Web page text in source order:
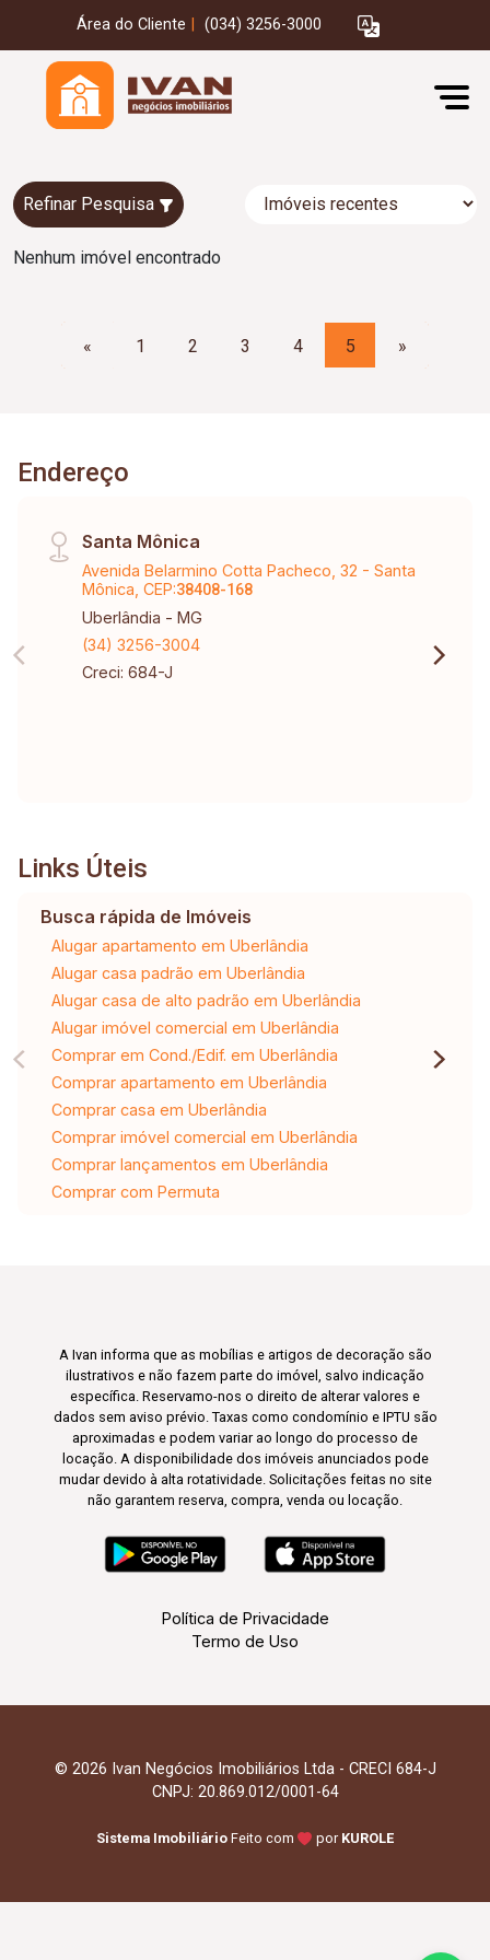
Área do Cliente (034) 3256-3000
Refinar Pesquisa
Nenhum imóvel encontrado
« 1 2 3 4 5 »
Endereço
Santa Mônica
Avenida Belarmino Cotta Pacheco, 32 - Santa
Mônica, CEP:38408-168
Uberlândia - MG
(34) 3256-3004
Creci: 684-J
Links Úteis
Busca rápida de Imóveis
Alugar apartamento em Uberlândia
Alugar casa padrão em Uberlândia
Alugar casa de alto padrão em Uberlândia
Alugar imóvel comercial em Uberlândia
Comprar em Cond./Edif. em Uberlândia
Comprar apartamento em Uberlândia
Comprar casa em Uberlândia
Comprar imóvel comercial em Uberlândia
Comprar lançamentos em Uberlândia
Comprar com Permuta
A Ivan informa que as mobílias e artigos de decoração são
ilustrativos e não fazem parte do imóvel, salvo indicação
específica. Reservamo-nos o direito de alterar valores e
dados sem aviso prévio. Taxas como condomínio e IPTU são
aproximadas e podem variar ao longo do processo de
locação. A disponibilidade dos imóveis anunciados pode
mudar devido à alta rotatividade. Solicitações feitas no site
não garantem reserva, compra, venda ou locação.
Política de Privacidade
Termo de Uso
© 2026 Ivan Negócios Imobiliários Ltda - CRECI 684-J
CNPJ: 20.869.012/0001-64
Sistema Imobiliário Feito com por KUROLE